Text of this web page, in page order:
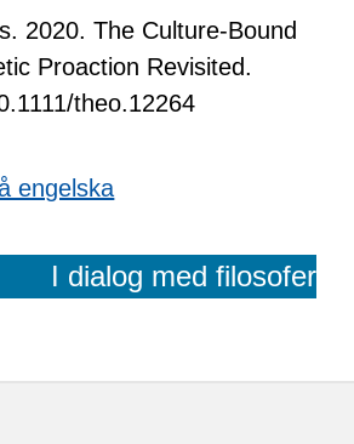
2020. The Culture‐Bound
Proaction Revisited.
theo.12264
engelska
I dialog med filosofer